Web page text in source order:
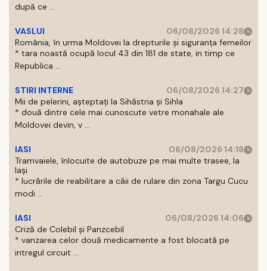
după ce ...
VASLUI
06/08/2026 14:28
România, în urma Moldovei la drepturile și siguranța femeilor
* tara noastă ocupă locul 43 din 181 de state, in timp ce
Republica ...
STIRI INTERNE
06/08/2026 14:27
Mii de pelerini, așteptați la Sihăstria și Sihla
* două dintre cele mai cunoscute vetre monahale ale
Moldovei devin, v ...
IASI
06/08/2026 14:18
Tramvaiele, înlocuite de autobuze pe mai multe trasee, la
Iași
* lucrările de reabilitare a căii de rulare din zona Targu Cucu
modi ...
IASI
06/08/2026 14:06
Criză de Colebil și Panzcebil
* vanzarea celor două medicamente a fost blocată pe
intregul circuit ...